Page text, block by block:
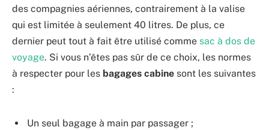
des compagnies aériennes, contrairement à la valise
qui est limitée à seulement 40 litres. De plus, ce
dernier peut tout à fait être utilisé comme sac à dos de
voyage. Si vous n’êtes pas sûr de ce choix, les normes
à respecter pour les bagages cabine sont les suivantes
:
Un seul bagage à main par passager ;